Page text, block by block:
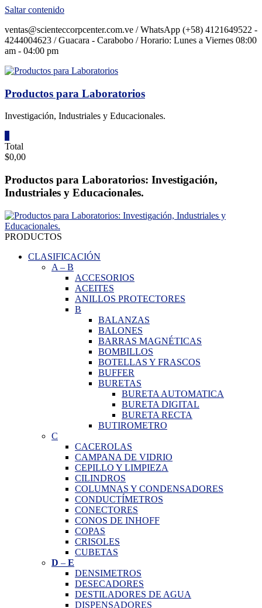
Saltar contenido
ventas@scienteccorpcenter.com.ve / WhatsApp (+58) 4121649522 -
4244004623 / Guacara - Carabobo / Horario: Lunes a Viernes 08:00
am - 04:00 pm
Productos para Laboratorios
Investigación, Industriales y Educacionales.
Total
$0,00
Productos para Laboratorios: Investigación,
Industriales y Educacionales.
PRODUCTOS
CLASIFICACIÓN
A – B
ACCESORIOS
ACEITES
ANILLOS PROTECTORES
B
BALANZAS
BALONES
BARRAS MAGNÉTICAS
BOMBILLOS
BOTELLAS Y FRASCOS
BUFFER
BURETAS
BURETA AUTOMATICA
BURETA DIGITAL
BURETA RECTA
BUTIROMETRO
C
CACEROLAS
CAMPANA DE VIDRIO
CEPILLO Y LIMPIEZA
CILINDROS
COLUMNAS Y CONDENSADORES
CONDUCTÍMETROS
CONECTORES
CONOS DE INHOFF
COPAS
CRISOLES
CUBETAS
D – E
DENSIMETROS
DESECADORES
DESTILADORES DE AGUA
DISPENSADORES